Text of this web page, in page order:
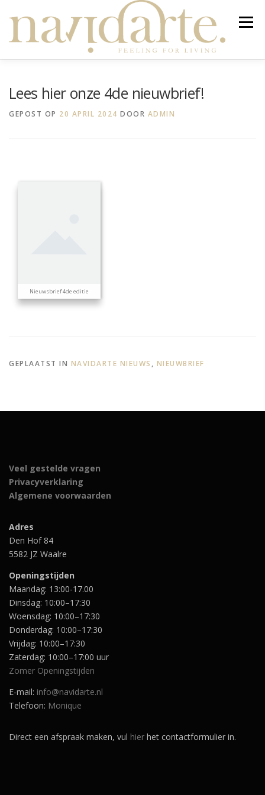
naar
inhoud
Menu
Lees hier onze 4de nieuwbrief!
GEPOST OP 20 APRIL 2024 DOOR ADMIN
Nieuwsbrief 4de editie
GEPLAATST IN NAVIDARTE NIEUWS , NIEUWBRIEF
Veel gestelde vragen
Privacyverklaring
Algemene voorwaarden
Adres
Den Hof 84
5582 JZ Waalre
Openingstijden
Maandag: 13:00-17.00
Dinsdag: 10:00–17:30
Woensdag: 10:00–17:30
Donderdag: 10:00–17:30
Vrijdag: 10:00–17:30
Zaterdag: 10:00–17:00 uur
Zomer Openingstijden
E-mail: info@navidarte.nl
Telefoon: Monique
Direct een afspraak maken, vul hier het contactformulier in.